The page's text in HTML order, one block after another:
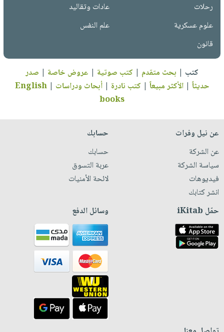
رحلات
عادات وتقاليد
علوم عسكرية
علم النفس
قانون
كتب | بحث متقدم | كتب صوتية | عروض خاصة | صدر
حديثاً |الأكثر مبيعاً | كتب نادرة |أبحاث ودراسات |
English
books
عن نيل وفرات
عن الشركة
سياسة الشركة
فيديوهات
انشر كتابك
حسابك
حسابك
عربة التسوق
لائحة الأمنيات
حمّل iKitab وسائل الدفع